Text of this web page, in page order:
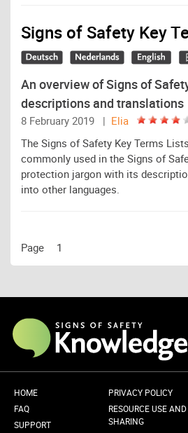
Signs of Safety Key
An overview of Signs of
descriptions and translations
8 February 2019 | Elia
The Signs of Safety Key Terms
commonly used in the Signs of
protection jargon with its
into other languages.
Page 1
HOME
FAQ
SUPPORT
PRIVACY POLICY
RESOURCE USE AND
SHARING